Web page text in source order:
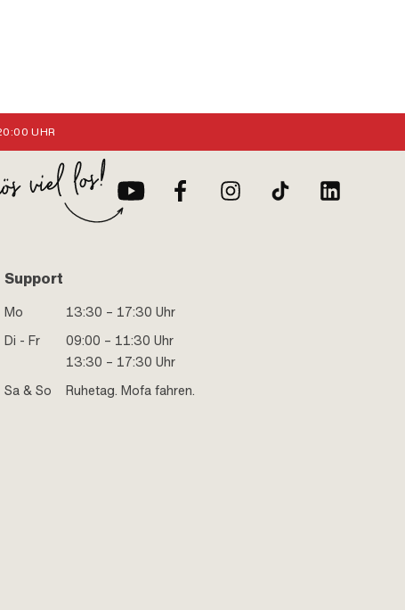
UHR
Support
Mo
13:30 – 17:30 Uhr
Di - Fr
09:00 – 11:30 Uhr
13:30 – 17:30 Uhr
Sa & So
Ruhetag. Mofa fahren.